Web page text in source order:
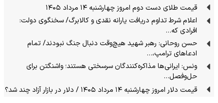
قیمت طلای دست دوم امروز چهارشنبه ۱۴ مرداد ۱۴۰۵
اعلام شرط تداوم دریافت یارانه نقدی و کالابرگ/ سخنگوی دولت:
افرادی که…
حسن روحانی: رهبر شهید هیچ‌وقت دنبال جنگ نبودند/ تمام
ادعاهای ترامپ،…
ونس: ایرانی‌ها مذاکره‌کنندگان سرسختی هستند؛ واشنگتن برای
حل‌وفصل…
قیمت دلار امروز چهارشنبه ۱۴ مرداد ۱۴۰۵ / دلار در بازار آزاد چند شد؟